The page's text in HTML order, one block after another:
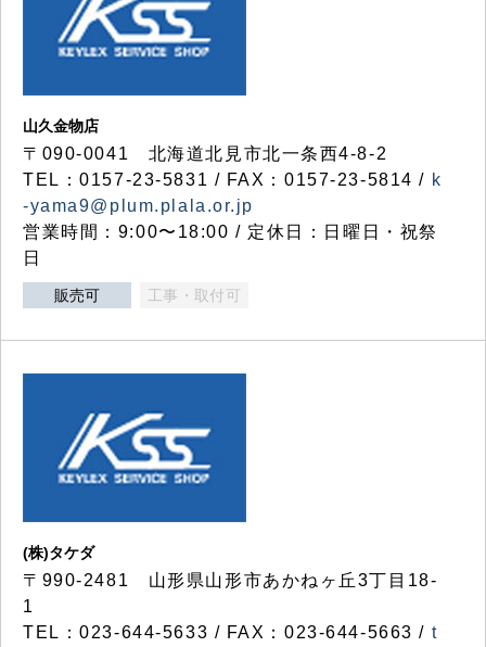
山久金物店
〒090-0041 北海道北見市北一条西4-8-2
TEL：0157-23-5831 / FAX：0157-23-5814 / k
-yama9@plum.plala.or.jp
営業時間：9:00〜18:00 / 定休日：日曜日・祝祭
日
販売可 工事・取付可
(株)タケダ
〒990-2481 山形県山形市あかねヶ丘3丁目18-
1
TEL：023-644-5633 / FAX：023-644-5663 / t